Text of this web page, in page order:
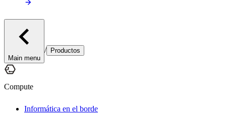
Main menu
/ Productos
Compute
Informática en el borde